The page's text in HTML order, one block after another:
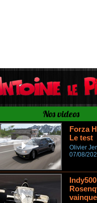
Nos videos
Forza
Le test
Olivier
07/08/